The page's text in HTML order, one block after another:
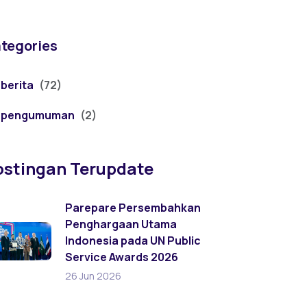
berita (72)
pengumuman (2)
Terupdate
Parepare Persembahkan
Penghargaan Utama
Indonesia pada UN Public
Service Awards 2026
26 Jun 2026